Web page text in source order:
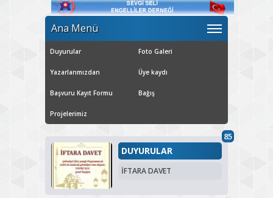
Ana Menü
Duyurular Foto Galeri
Yazarlarımızdan Üye kaydı
Başvuru Kayıt Formu Bağış
Projelerimiz
85
DUYURULAR
İFTARA DAVET